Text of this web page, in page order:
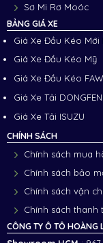
Sơ Mi Rơ Moóc
BẢNG GIÁ XE
Giá Xe Đầu Kéo Mới
Giá Xe Đầu Kéo Mỹ
Giá Xe Đầu Kéo FAW
Giá Xe Tải
Giá Xe Tải ISUZU
CHÍNH SÁCH
Chính sách mua
Chính sách bảo
Chính sách vận
Chính sách thanh
CÔNG TY Ô TÔ HOÀNG